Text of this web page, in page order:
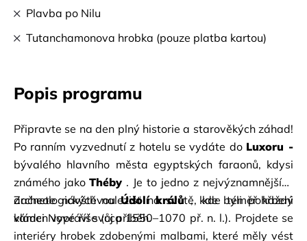
Plavba po Nilu
Tutanchamonova hrobka (pouze platba kartou)
Popis programu
Připravte se na den plný historie a starověkých záhad!
Po ranním vyzvednutí z hotelu se vydáte do
bývalého hlavního města egyptských faraonů, kdysi
známého jako Théby . Je to jedno z nejvýznamnějších
archeologických nalezišť na světě, kde téměř každý
kámen vypráví svůj příběh.
Začnete návštěvou Údolí králů , kde byli pohřbeni
vládci Nové říše (cca 1550–1070 př. n. l.). Projdete se
interiéry hrobek zdobenými malbami, které měly vést